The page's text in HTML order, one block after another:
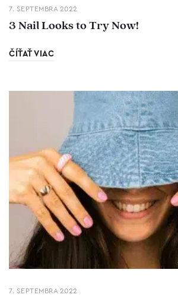
7. SEPTEMBRA 2022
3 Nail Looks to Try Now!
ČÍŤAŤ VIAC
7. SEPTEMBRA 2022